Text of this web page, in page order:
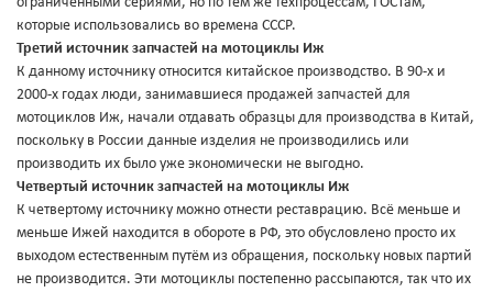
которые использовались во времена СССР.
Третий источник запчастей на мотоциклы Иж
К данному источнику относится китайское производство. В 90-х и
2000-х годах люди, занимавшиеся продажей запчастей для
мотоциклов Иж, начали отдавать образцы для производства в Китай,
поскольку в России данные изделия не производились или
производить их было уже экономически не выгодно.
Четвертый источник запчастей на мотоциклы Иж
К четвертому источнику можно отнести реставрацию. Всё меньше и
меньше Ижей находится в обороте в РФ, это обусловлено просто их
выходом естественным путём из обращения, поскольку новых партий
не производится. Эти мотоциклы постепенно рассыпаются, так что их